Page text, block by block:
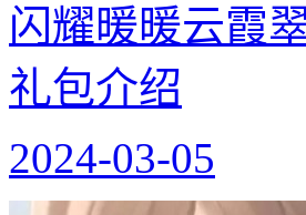
闪耀暖暖云霞
礼包介绍
2024-03-05